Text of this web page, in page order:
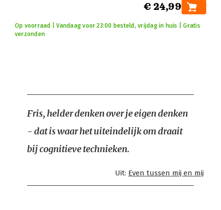
€ 24,99
Op voorraad | Vandaag voor 23:00 besteld, vrijdag in huis | Gratis
verzonden
Fris, helder denken over je eigen denken
- dat is waar het uiteindelijk om draait
bij cognitieve technieken.
Uit: Even tussen mij en mij